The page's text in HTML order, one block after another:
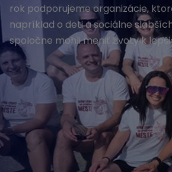
rok podporujeme organizácie,
napríklad o deti a sociálne
spoločne mohli meniť životy k